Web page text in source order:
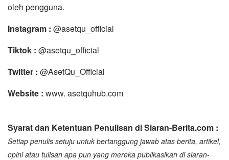
oleh pengguna.
Instagram : @asetqu_official
Tiktok : @asetqu_official
Twitter : @AsetQu_Official
Website : www. asetquhub.com
Syarat dan Ketentuan Penulisan di Siaran-Berita.com :
Setiap penulis setuju untuk bertanggung jawab atas berita, artikel,
opini atau tulisan apa pun yang mereka publikasikan di siaran-